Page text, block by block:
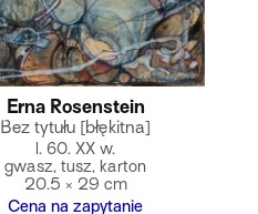
Erna Rosenstein
Bez tytułu [błękitna]
l. 60. XX w.
gwasz, tusz, karton
20.5 × 29 cm
Cena na zapytanie